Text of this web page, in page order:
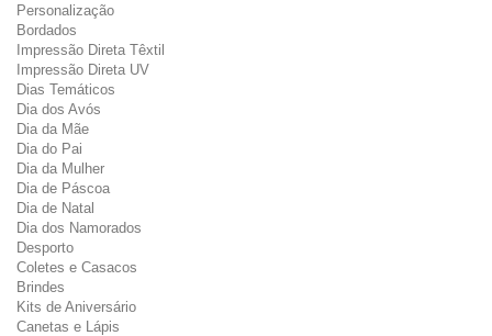
Personalização
Bordados
Impressão Direta Têxtil
Impressão Direta UV
Dias Temáticos
Dia dos Avós
Dia da Mãe
Dia do Pai
Dia da Mulher
Dia de Páscoa
Dia de Natal
Dia dos Namorados
Desporto
Coletes e Casacos
Brindes
Kits de Aniversário
Canetas e Lápis